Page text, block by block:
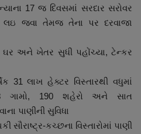
17 જ દિવસમાં સરદાર સરોવર
જવા તેમજ તેના પર દરવાજા
ઘર અને ખેતર સુધી પહોંચ્યા, ટેન્કર
31 લાખ હેક્ટર વિસ્તારથી વધુમાં
ગામો, 190 શહેરો અને સાત
પાણીની સુવિધા
સૌરાષ્ટ્ર-કચ્છના વિસ્તારોમાં પાણી